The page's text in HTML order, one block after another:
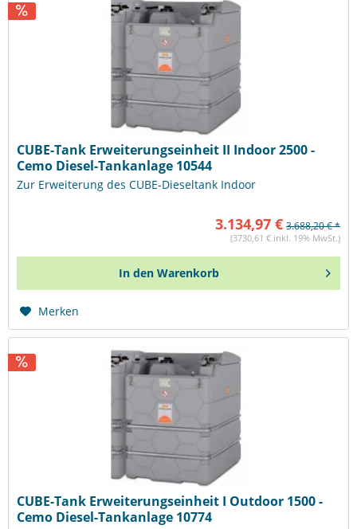
CUBE-Tank Erweiterungseinheit II Indoor 2500 -
Cemo Diesel-Tankanlage 10544
Zur Erweiterung des CUBE-Dieseltank Indoor
3.134,97 € 3.688,20 € *
(3730,61 € inkl. 19% MwSt.)
In den Warenkorb
Merken
CUBE-Tank Erweiterungseinheit I Outdoor 1500 -
Cemo Diesel-Tankanlage 10774